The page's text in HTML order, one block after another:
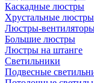
Каскадные люстры
Хрустальные люстры
Люстры-
Большие люстры
Люстры на штанге
Светильники
Подвесные